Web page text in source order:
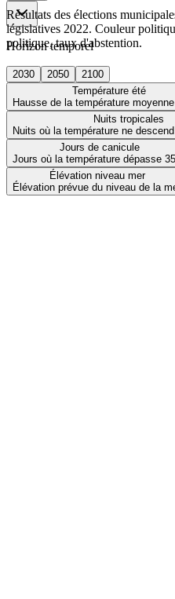
Horizon temporel
2030 2050
2100
Température été
Hausse de la température
Nuits tropicales
Nuits où la température ne
Jours de canicule
Jours où la température dépasse
Élévation niveau mer
Élévation prévue du niveau de la
Résultats des élections
législatives 2022. Couleur
politique, taux d'abstention.